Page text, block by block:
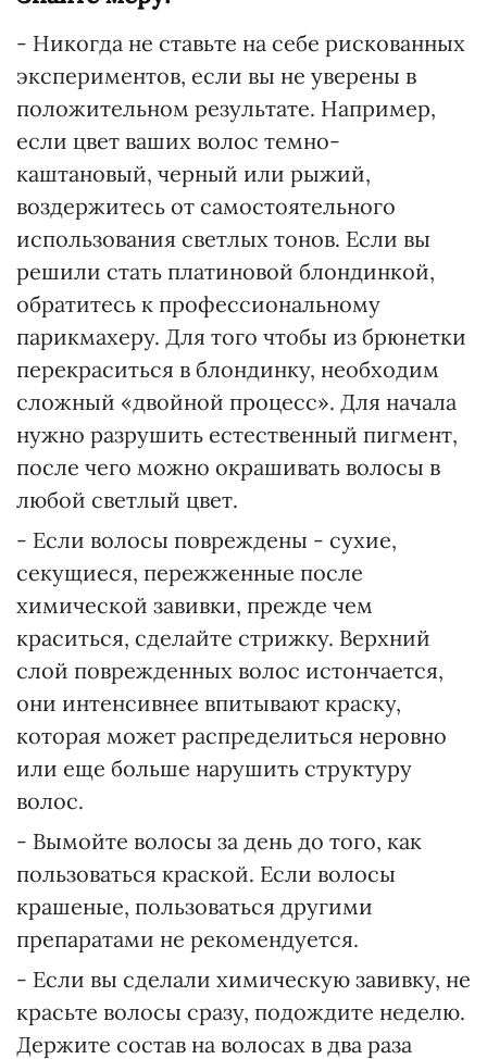
- Никогда не ставьте на себе рискованных
экспериментов, если вы не уверены в
положительном результате. Например,
если цвет ваших волос темно-
каштановый, черный или рыжий,
воздержитесь от самостоятельного
использования светлых тонов. Если вы
решили стать платиновой блондинкой,
обратитесь к профессиональному
парикмахеру. Для того чтобы из брюнетки
перекраситься в блондинку, необходим
сложный «двойной процесс». Для начала
нужно разрушить естественный пигмент,
после чего можно окрашивать волосы в
любой светлый цвет.
- Если волосы повреждены - сухие,
секущиеся, пережженные после
химической завивки, прежде чем
краситься, сделайте стрижку. Верхний
слой поврежденных волос истончается,
они интенсивнее впитывают краску,
которая может распределиться неровно
или еще больше нарушить структуру
волос.
- Вымойте волосы за день до того, как
пользоваться краской. Если волосы
крашеные, пользоваться другими
препаратами не рекомендуется.
- Если вы сделали химическую завивку, не
красьте волосы сразу, подождите неделю.
Держите состав на волосах в два раза